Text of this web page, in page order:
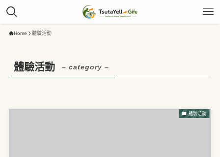
Home 體驗活動
體驗活動 – category –
體驗活動